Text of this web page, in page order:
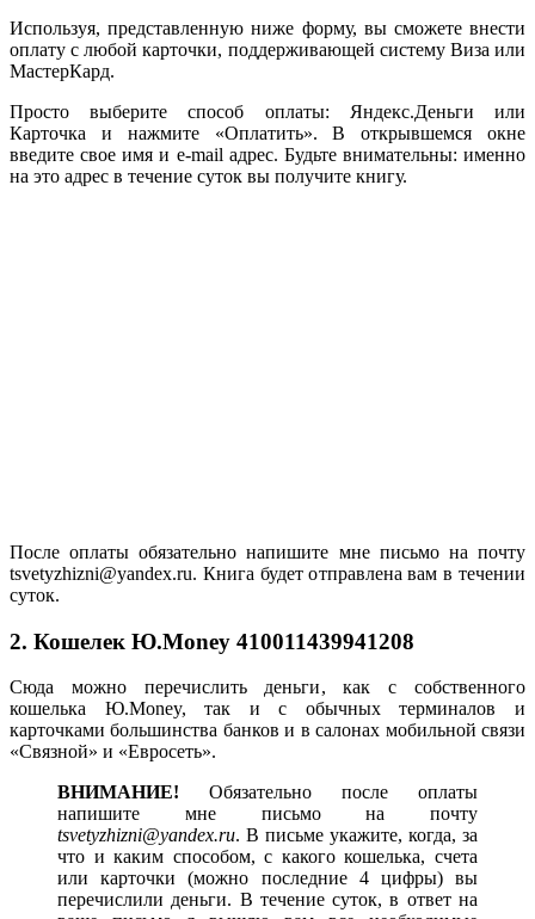
Используя, представленную ниже форму, вы сможете внести
оплату с любой карточки, поддерживающей систему Виза или
МастерКард.
Просто выберите способ оплаты: Яндекс.Деньги или
Карточка и нажмите «Оплатить». В открывшемся окне
введите свое имя и е-mаil адрес. Будьте внимательны: именно
на это адрес в течение суток вы получите книгу.
После оплаты обязательно напишите мне письмо на почту
tsvetyzhizni@yandex.ru. Книга будет отправлена вам в течении
суток.
2. Кошелек Ю.Money 410011439941208
Сюда можно перечислить деньги, как с собственного
кошелька Ю.Money, так и с обычных терминалов и
карточками большинства банков и в салонах мобильной связи
«Связной» и «Евросеть».
ВНИМАНИЕ! Обязательно после оплаты
напишите мне письмо на почту
tsvetyzhizni@yandex.ru. В письме укажите, когда, за
что и каким способом, с какого кошелька, счета
или карточки (можно последние 4 цифры) вы
перечислили деньги. В течение суток, в ответ на